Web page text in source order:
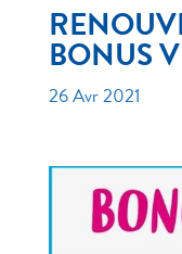
BONUS
26 Avr 2021